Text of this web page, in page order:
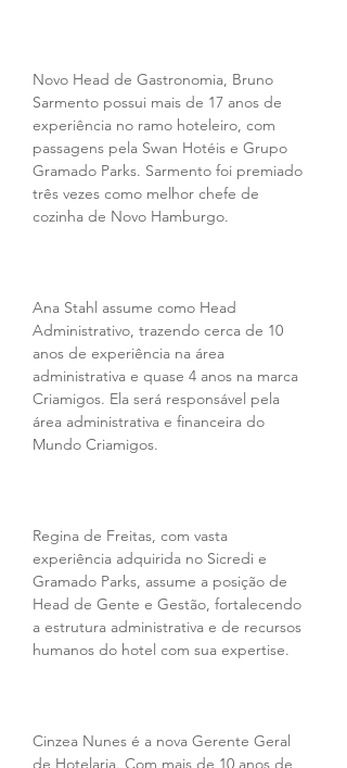
Novo Head de Gastronomia, Bruno
Sarmento possui mais de 17 anos de
experiência no ramo hoteleiro, com
passagens pela Swan Hotéis e Grupo
Gramado Parks. Sarmento foi premiado
três vezes como melhor chefe de
cozinha de Novo Hamburgo.
Ana Stahl assume como Head
Administrativo, trazendo cerca de 10
anos de experiência na área
administrativa e quase 4 anos na marca
Criamigos. Ela será responsável pela
área administrativa e financeira do
Mundo Criamigos.
Regina de Freitas, com vasta
experiência adquirida no Sicredi e
Gramado Parks, assume a posição de
Head de Gente e Gestão, fortalecendo
a estrutura administrativa e de recursos
humanos do hotel com sua expertise.
Cinzea Nunes é a nova Gerente Geral
de Hotelaria. Com mais de 10 anos de